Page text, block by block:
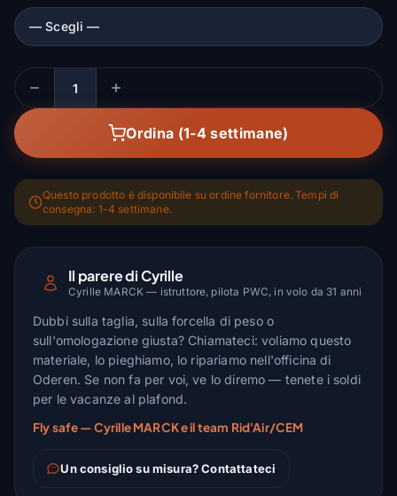
Quantità
Ordina (1-4 settimane)
Questo prodotto è disponibile su ordine fornitore. Tempi di
consegna: 1-4 settimane.
Il parere di Cyrille
Cyrille MARCK — istruttore, pilota PWC, in volo da 31 anni
Dubbi sulla taglia, sulla forcella di peso o
sull'omologazione giusta? Chiamateci: voliamo questo
materiale, lo pieghiamo, lo ripariamo nell'officina di
Oderen. Se non fa per voi, ve lo diremo — tenete i soldi
per le vacanze al plafond.
Fly safe — Cyrille MARCK e il team Rid'Air/CEM
Un consiglio su misura? Contattateci